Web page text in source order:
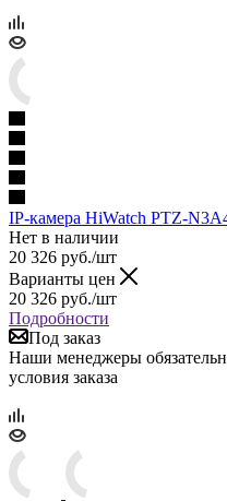
IP-камера HiWatch PTZ-
Нет в наличии
20 326 руб./шт
Варианты цен
20 326 руб./шт
Подробности
Под заказ
Наши менеджеры
условия заказа